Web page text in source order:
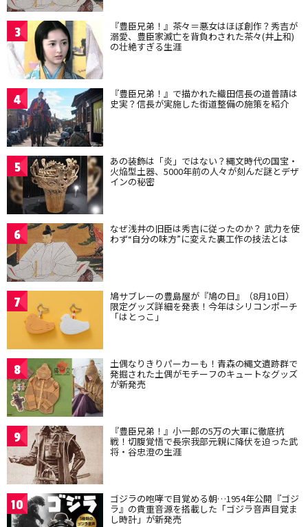
3 『豊臣兄弟！』茶々＝悪女はほぼ創作？秀吉が
溺愛、豊臣家滅亡を背負わされた茶々(井上和)
の壮絶すぎる生涯
4 『豊臣兄弟！』で描かれた織田信長の道普請は
史実？信長が実施した街道整備の施策を紹介
5 あの装飾は「炎」ではない？縄文時代の国宝・
火焔型土器、5000年前の人々が刻んだ謎とデザ
インの秘密
6 なぜ浅井の旧臣は秀吉に従ったのか？ 武力を使
わず“自分の味方”に変えた裏工作の技法とは
7 鳩サブレーの豊島屋が『鳩の日』（8月10日）
限定グッズ詳細を発表！今年はシリコンポーチ
「はとっこ」
8 土偶なりきりパーカーも！青森の縄文遺跡群で
発掘された土偶がモチーフのキュートなグッズ
が新発売
9 『豊臣兄弟！』小一郎の5万の大軍に徹底抗
戦！切腹覚悟で長宗我部元親に降伏を迫った武
将・谷忠澄の生涯
10 ゴジラの咆哮で目覚める朝…1954年公開『ゴジ
ラ』の貴重音源を搭載した「ゴジラ音声目覚ま
し時計」が新発売